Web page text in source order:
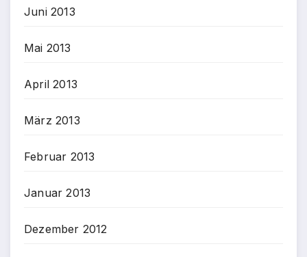
Juni 2013
Mai 2013
April 2013
März 2013
Februar 2013
Januar 2013
Dezember 2012